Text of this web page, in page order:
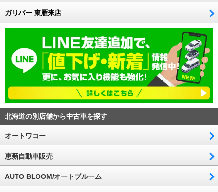
ガリバー 東雁来店
北海道の別店舗から中古車を探す
オートワコー
恵新自動車販売
AUTO BLOOM/オートブルーム